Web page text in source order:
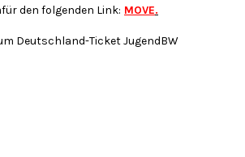
den folgenden Link: MOVE.
Deutschland-Ticket JugendBW